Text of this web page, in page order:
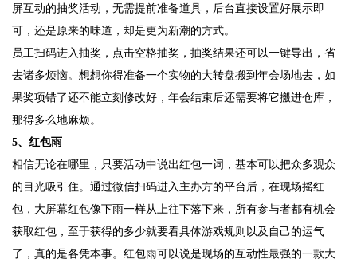
屏互动的抽奖活动，无需提前准备道具，后台直接设置好展示即
可，还是原来的味道，却是更为新潮的方式。
员工扫码进入抽奖，点击空格抽奖，抽奖结果还可以一键导出，省
去诸多烦恼。想想你得准备一个实物的大转盘搬到年会场地去，如
果奖项错了还不能立刻修改好，年会结束后还需要将它搬进仓库，
那得多么地麻烦。
5、红包雨
相信无论在哪里，只要活动中说出红包一词，基本可以把众多观众
的目光吸引住。通过微信扫码进入主办方的平台后，在现场摇红
包，大屏幕红包像下雨一样从上往下落下来，所有参与者都有机会
获取红包，至于获得的多少就要看具体游戏规则以及自己的运气
了，真的是各凭本事。红包雨可以说是现场的互动性最强的一款大